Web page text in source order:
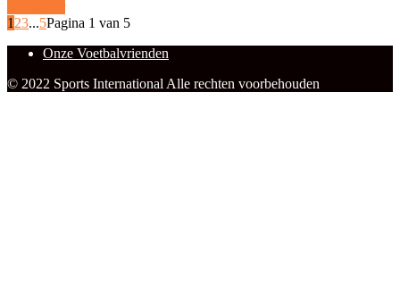
1 23...5Pagina 1 van 5
Onze Voetbalvrienden
© 2022 Sports International Alle rechten voorbehouden